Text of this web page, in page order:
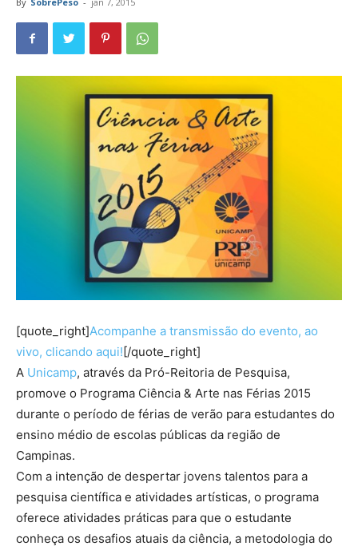
[quote_right]Acompanhe a transmissão do evento, ao
vivo, clicando aqui![/quote_right]
A Unicamp, através da Pró-Reitoria de Pesquisa,
promove o Programa Ciência & Arte nas Férias 2015
durante o período de férias de verão para estudantes do
ensino médio de escolas públicas da região de
Campinas.
Com a intenção de despertar jovens talentos para a
pesquisa científica e atividades artísticas, o programa
oferece atividades práticas para que o estudante
conheça os desafios atuais da ciência, a metodologia do